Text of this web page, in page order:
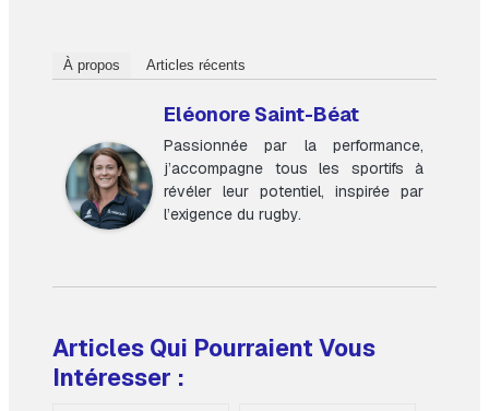
À propos Articles récents
Eléonore Saint-Béat
Passionnée par la performance,
j’accompagne tous les sportifs à
révéler leur potentiel, inspirée par
l’exigence du rugby.
Articles Qui Pourraient Vous
Intéresser :